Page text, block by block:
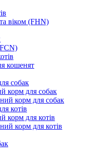
віком (FHN)
кошенят
собак
корм для собак
корм для собак
котів
корм для котів
корм для котів